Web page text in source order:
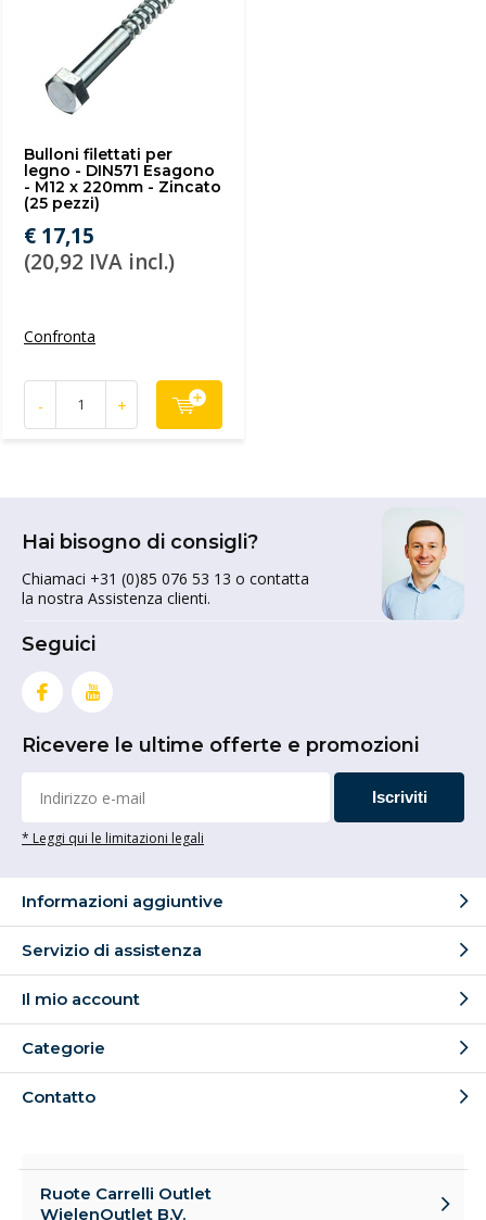
Bulloni filettati per
legno - DIN571 Esagono
- M12 x 220mm - Zincato
(25 pezzi)
€ 17,15
(20,92 IVA incl.)
Confronta
- +
Hai bisogno di consigli?
Chiamaci +31 (0)85 076 53 13 o contatta
la nostra Assistenza clienti.
Seguici
Ricevere le ultime offerte e promozioni
Iscriviti
* Leggi qui le limitazioni legali
Informazioni aggiuntive
Servizio di assistenza
Il mio account
Categorie
Contatto
Ruote Carrelli Outlet
WielenOutlet B.V.